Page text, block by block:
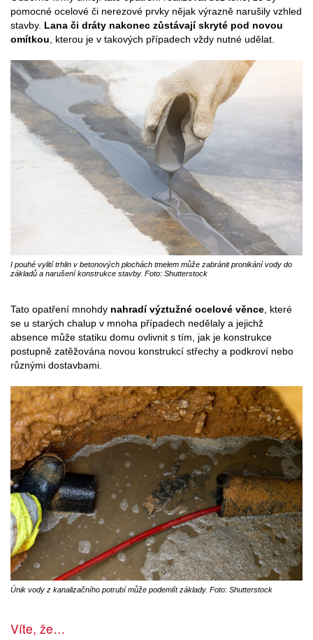
pomocné ocelové či nerezové prvky nějak výrazně narušily vzhled
stavby. Lana či dráty nakonec zůstávají skryté pod novou
omítkou , kterou je v takových případech vždy nutné udělat.
I pouhé vylití trhlin v betonových plochách tmelem může zabránit pronikání vody do
základů a narušení konstrukce stavby. Foto: Shutterstock
Tato opatření mnohdy nahradí výztužné ocelové věnce , které
se u starých chalup v mnoha případech nedělaly a jejichž
absence může statiku domu ovlivnit s tím, jak je konstrukce
postupně zatěžována novou konstrukcí střechy a podkroví nebo
různými dostavbami.
Únik vody z kanalizačního potrubí může podemlít základy. Foto: Shutterstock
Víte, že…